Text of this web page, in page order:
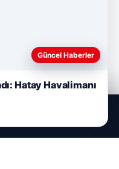
Güncel Haberler
Hatay Havalimanı